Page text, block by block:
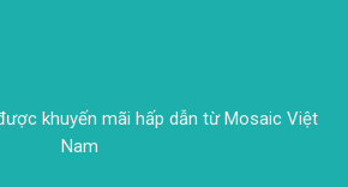
khuyến mãi hấp dẫn từ Mosaic Việt
Nam